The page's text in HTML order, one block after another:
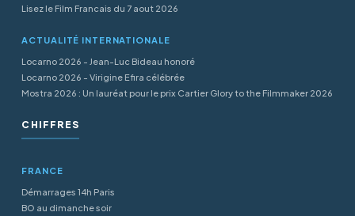
Lisez le Film Francais du 7 aout 2026
ACTUALITÉ INTERNATIONALE
Locarno 2026 - Jean-Luc Bideau honoré
Locarno 2026 - Virigine Efira célébrée
Mostra 2026 : Un lauréat pour le prix Cartier Glory to the Filmmaker 2026
CHIFFRES
FRANCE
Démarrages 14h Paris
BO au dimanche soir